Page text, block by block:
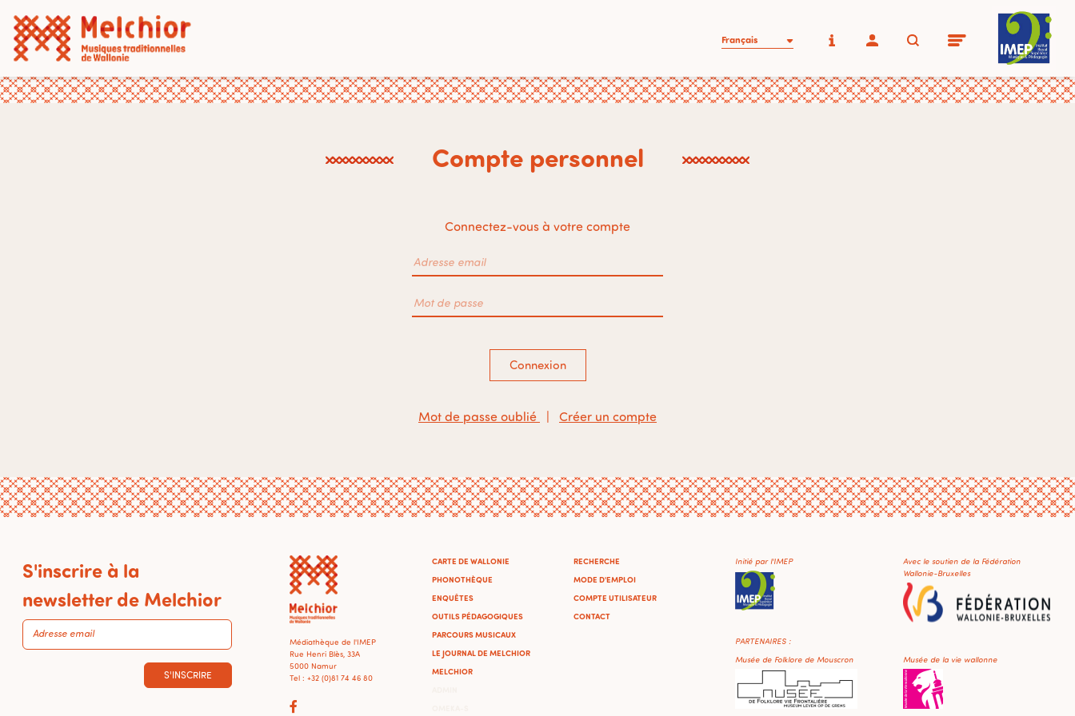
Français
Compte personnel
Connectez-vous à votre compte
Connexion
Mot de passe oublié Créer un compte
S'inscrire à la
newsletter de Melchior
S'INSCRIRE
Médiathèque de l'IMEP
Rue Henri Blès, 33A
5000 Namur
Tel : +32 (0)81 74 46 80
CARTE DE WALLONIE
PHONOTHÈQUE
ENQUÊTES
OUTILS PÉDAGOGIQUES
PARCOURS MUSICAUX
LE JOURNAL DE MELCHIOR
MELCHIOR
RECHERCHE
MODE D'EMPLOI
COMPTE UTILISATEUR
CONTACT
Initié par l'IMEP
Avec le soutien de la Fédération
Wallonie-Bruxelles
PARTENAIRES :
Musée de Folklore de Mouscron
Musée de la vie wallonne